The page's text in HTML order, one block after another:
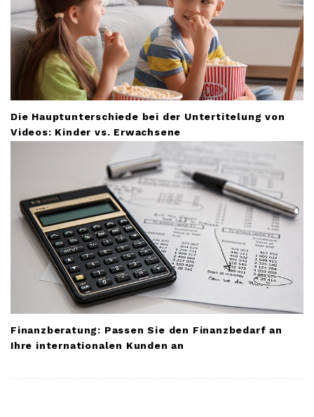
Die Hauptunterschiede bei der Untertitelung von
Videos: Kinder vs. Erwachsene
Finanzberatung: Passen Sie den Finanzbedarf an
Ihre internationalen Kunden an